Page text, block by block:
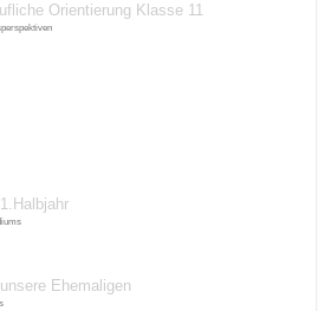
Orientierung Klasse 11
Ehemaligen